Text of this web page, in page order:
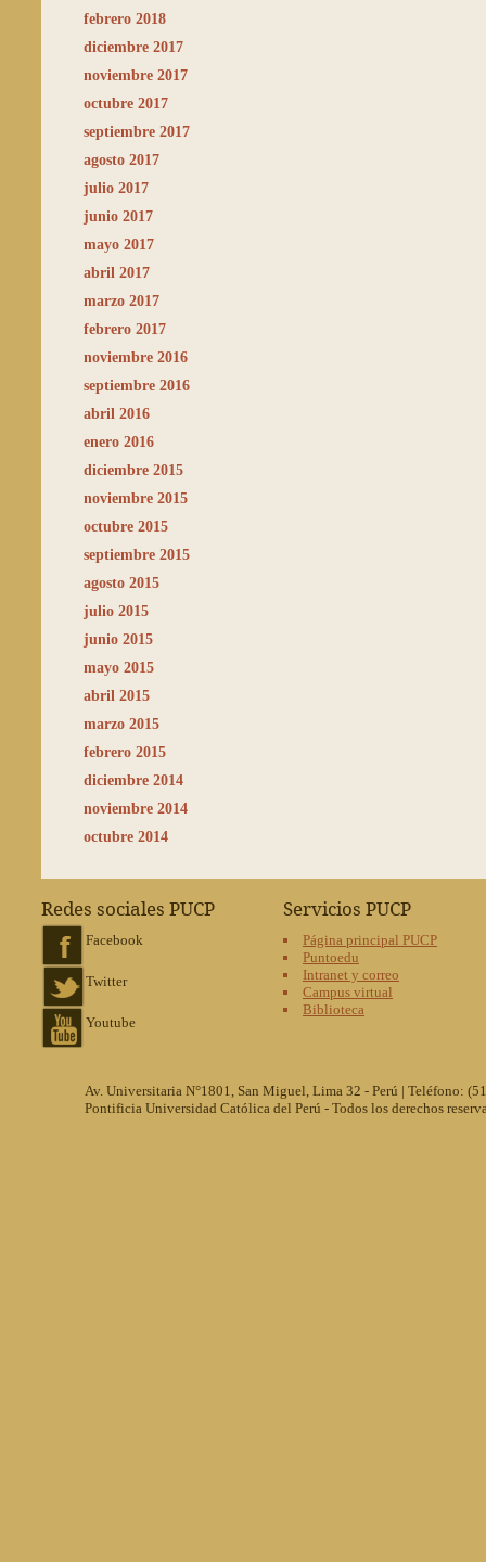
febrero 2018
diciembre 2017
noviembre 2017
octubre 2017
septiembre 2017
agosto 2017
julio 2017
junio 2017
mayo 2017
abril 2017
marzo 2017
febrero 2017
noviembre 2016
septiembre 2016
abril 2016
enero 2016
diciembre 2015
noviembre 2015
octubre 2015
septiembre 2015
agosto 2015
julio 2015
junio 2015
mayo 2015
abril 2015
marzo 2015
febrero 2015
diciembre 2014
noviembre 2014
octubre 2014
Redes sociales PUCP
Facebook
Twitter
Youtube
Servicios PUCP
Página principal PUCP
Puntoedu
Intranet y correo
Campus virtual
Biblioteca
Av. Universitaria N°1801, San Miguel, Lima 32 - Perú | Teléfono:
Pontificia Universidad Católica del Perú - Todos los derechos